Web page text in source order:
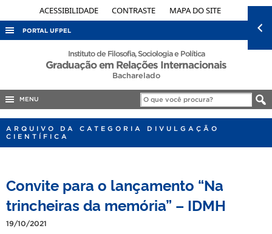
ACESSIBILIDADE CONTRASTE MAPA DO SITE
PORTAL UFPEL
ACESSO À INFORMAÇÃO
EDITAIS
Instituto de Filosofia, Sociologia e Política
Graduação em Relações Internacionais
Bacharelado
MENU
ARQUIVO DA CATEGORIA DIVULGAÇÃO
CIENTÍFICA
Convite para o lançamento “Na
trincheiras da memória” – IDMH
19/10/2021